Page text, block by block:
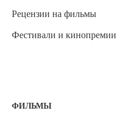
Рецензии на фильмы
Фестивали и кинопремии
ФИЛЬМЫ